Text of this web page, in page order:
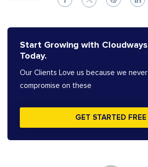
Start Growing with Cloudways
Today.
Our Clients Love us because we never
compromise on these
GET STARTED FREE